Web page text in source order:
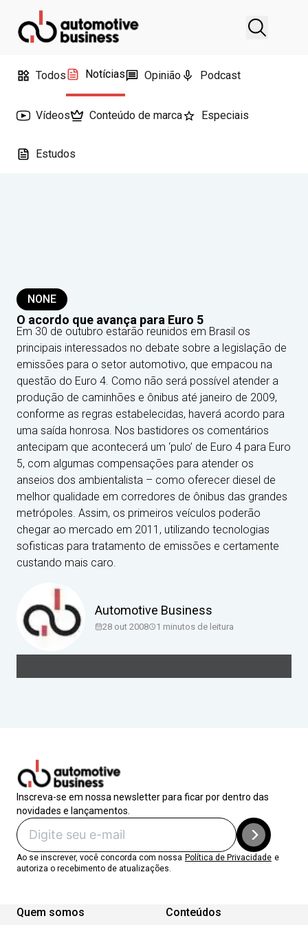
Todos Notícias Opinião Podcast
Vídeos Conteúdo de marca Especiais
Estudos
NONE
O acordo que avança para Euro 5
Em 30 de outubro estarão reunidos em Brasil os
principais interessados no debate sobre a legislação de
emissões para o setor automotivo, que empacou na
questão do Euro 4. Como não será possível atender a
produção de caminhões e ônibus até janeiro de 2009,
conforme as regras estabelecidas, haverá acordo para
uma saída honrosa. Nos bastidores os comentários
antecipam que acontecerá um ‘pulo’ de Euro 4 para Euro
5, com algumas compensações para atender os
anseios dos ambientalista – como oferecer diesel de
melhor qualidade em corredores de ônibus das grandes
metrópoles. Assim, os primeiros veículos poderão
chegar ao mercado em 2011, utilizando tecnologias
sofisticas para tratamento de emissões e certamente
custando mais caro.
Automotive Business
28 out 2008 1 minutos de leitura
Inscreva-se em nossa newsletter para ficar por dentro das
novidades e lançamentos.
Ao se inscrever, você concorda com nossa Política de Privacidade e
autoriza o recebimento de atualizações.
Quem somos Conteúdos